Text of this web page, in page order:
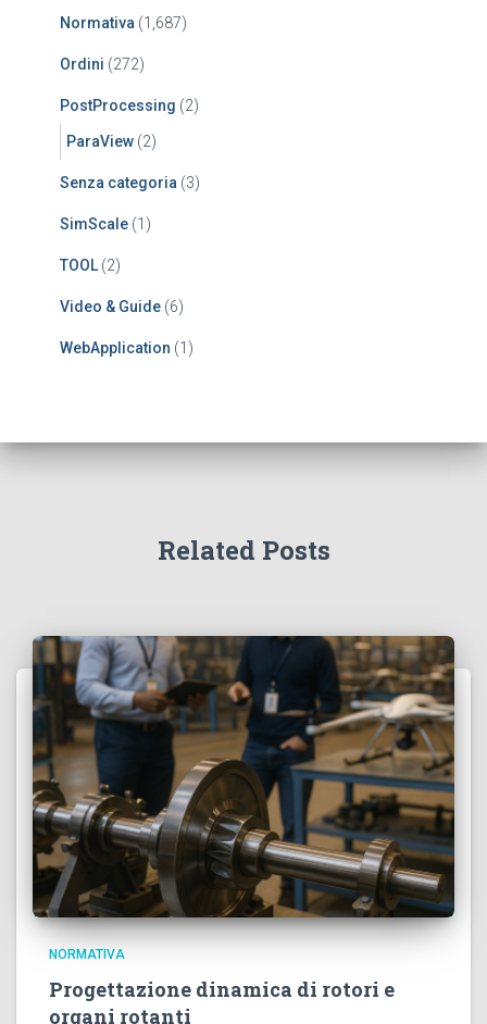
Normativa (1,687)
Ordini (272)
PostProcessing (2)
ParaView (2)
Senza categoria (3)
SimScale (1)
TOOL (2)
Video & Guide (6)
WebApplication (1)
Related Posts
NORMATIVA
Progettazione dinamica di rotori e
organi rotanti